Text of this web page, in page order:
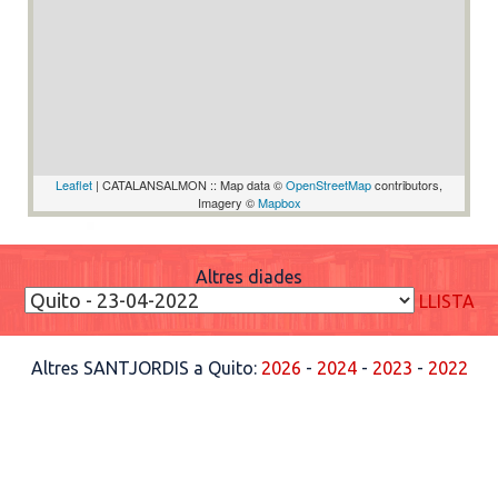
Leaflet | CATALANSALMON :: Map data ©OpenStreetMapcontributors,
Imagery ©Mapbox
Altres diades
LLISTA
Altres SANTJORDIS a Quito: 2026 - 2024- 2023 - 2022